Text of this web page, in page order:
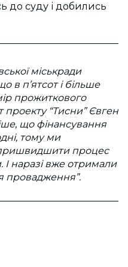
до суду і добились
міськради
в п’ятсот і більше
прожиткового
“Тисни” Євген
що фінансування
тому ми
процес
І наразі вже отримали
провадження”.